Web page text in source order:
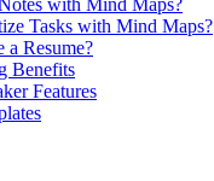
Tasks with Mind Maps?
a Resume?
Benefits
Features